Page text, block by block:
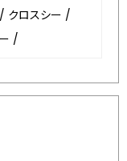
/ クロスシー /
/